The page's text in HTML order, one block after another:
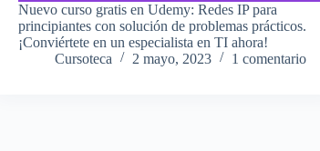
Nuevo curso gratis en Udemy: Redes IP para
principiantes con solución de problemas prácticos.
¡Conviértete en un especialista en TI ahora!
Cursoteca
2 mayo, 2023 1 comentario